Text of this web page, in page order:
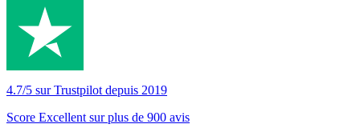
4.7/5 sur Trustpilot depuis 2019
Score Excellent sur plus de 900 avis